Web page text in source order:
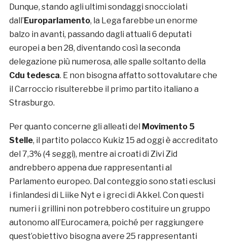
Dunque, stando agli ultimi sondaggi snocciolati
dall’ Europarlamento, la Lega farebbe un enorme
balzo in avanti, passando dagli attuali 6 deputati
europei a ben 28, diventando così la seconda
delegazione più numerosa, alle spalle soltanto della
Cdu tedesca. E non bisogna affatto sottovalutare che
il Carroccio risulterebbe il primo partito italiano a
Strasburgo.
Per quanto concerne gli alleati del Movimento 5
Stelle, il partito polacco Kukiz 15 ad oggi è accreditato
del 7,3% (4 seggi), mentre ai croati di Zivi Zid
andrebbero appena due rappresentanti al
Parlamento europeo. Dal conteggio sono stati esclusi
i finlandesi di Liike Nyt e i greci di Akkel. Con questi
numeri i grillini non potrebbero costituire un gruppo
autonomo all’Eurocamera, poiché per raggiungere
quest’obiettivo bisogna avere 25 rappresentanti